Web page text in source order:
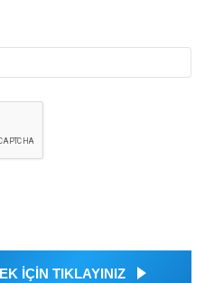
İÇİN TIKLAYINIZ